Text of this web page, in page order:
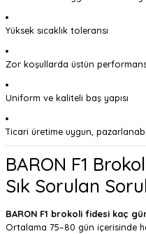
Yüksek sıcaklık toleransı
Zor koşullarda üstün
Uniform ve kaliteli baş yapısı
Ticari üretime uygun,
BARON F1
Sık Sorulan
BARON F1 brokoli fidesi kaç
Ortalama 75–80 gün içerisinde